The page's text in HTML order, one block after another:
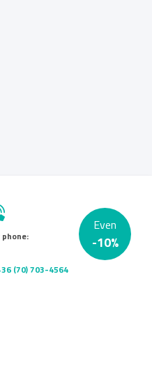
(70) 703-4564
Even
-10%